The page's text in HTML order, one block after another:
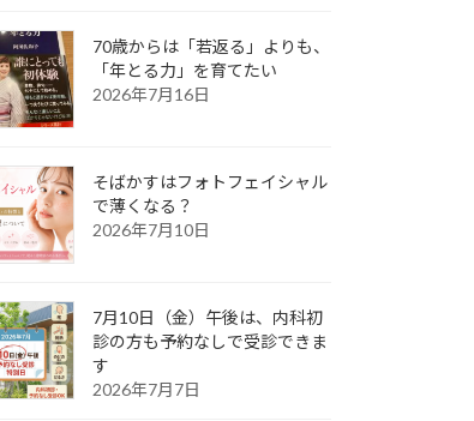
70歳からは「若返る」よりも、
「年とる力」を育てたい
2026年7月16日
そばかすはフォトフェイシャル
で薄くなる？
2026年7月10日
7月10日（金）午後は、内科初
診の方も予約なしで受診できま
す
2026年7月7日